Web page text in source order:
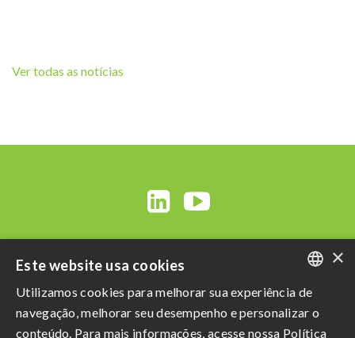
Ver todas as notícias
PORTUGUESE
ENGLISH
×
Este website usa cookies
Utilizamos cookies para melhorar sua experiência de
navegação, melhorar seu desempenho e personalizar o
conteúdo. Para mais informações, acesse nossa Política